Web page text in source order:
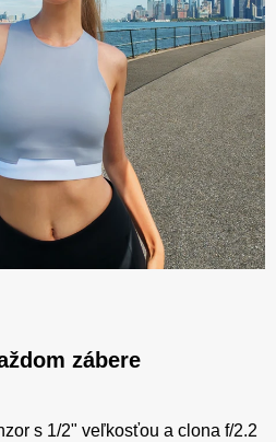
zábere
s 1/2" veľkosťou a clona f/2.2